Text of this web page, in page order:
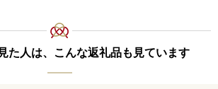
た人は、こんな返礼品も見ています